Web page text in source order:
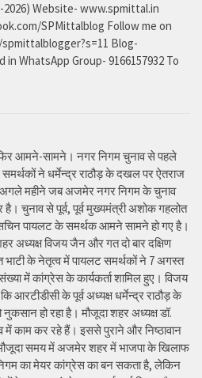
2026) Website- www.spmittal.in
SPMittalblog Follow me on
Blog-
WhatsApp Group- 9166157932 To
आमने-सामने। नगर निगम चुनाव से पहले
ने धर्मेन्द्र राठौड़ के दखल पर ऐतराज
महीने जब अजमेर नगर निगम के चुनाव
चुनाव से पूर्व, पूर्व मुख्यमंत्री अशोक गहलोत
पायलट के समर्थक आमने सामने हो गए है।
अध्यक्ष विजय जैन और गत दो बार दक्षिण
भाटी के नेतृत्व में पायलट समर्थकों ने 7 अगस्त
में कांग्रेस के कार्यकर्ता शामिल हुए। विजय
आरटीडीसी के पूर्व अध्यक्ष धर्मेन्द्र राठौड़ के
हो रहा है। मौजूदा शहर अध्यक्ष डॉ.
में काम कर रहे हैं। इससे पुराने और निष्ठावान
मौजूदा समय में अजमेर शहर में भाजपा के खिलाफ
का मेयर कांग्रेस का बन सकता है, लेकिन